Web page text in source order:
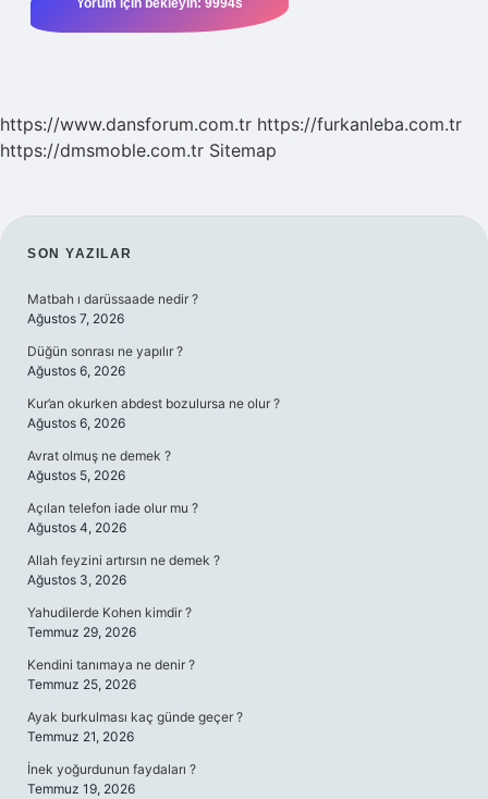
https://www.dansforum.com.tr https://furkanleba.com.tr
https://dmsmoble.com.tr Sitemap
SIDEBAR
SON YAZILAR
Matbah ı darüssaade nedir ?
Ağustos 7, 2026
Düğün sonrası ne yapılır ?
Ağustos 6, 2026
Kur’an okurken abdest bozulursa ne olur ?
Ağustos 6, 2026
Avrat olmuş ne demek ?
Ağustos 5, 2026
Açılan telefon iade olur mu ?
Ağustos 4, 2026
Allah feyzini artırsın ne demek ?
Ağustos 3, 2026
Yahudilerde Kohen kimdir ?
Temmuz 29, 2026
Kendini tanımaya ne denir ?
Temmuz 25, 2026
Ayak burkulması kaç günde geçer ?
Temmuz 21, 2026
İnek yoğurdunun faydaları ?
Temmuz 19, 2026